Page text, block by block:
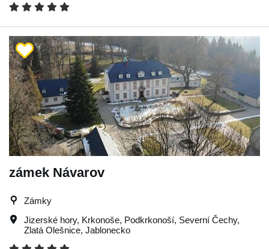
zámek Návarov
Zámky
Jizerské hory, Krkonoše, Podkrkonoší, Severní Čechy,
Zlatá Olešnice, Jablonecko